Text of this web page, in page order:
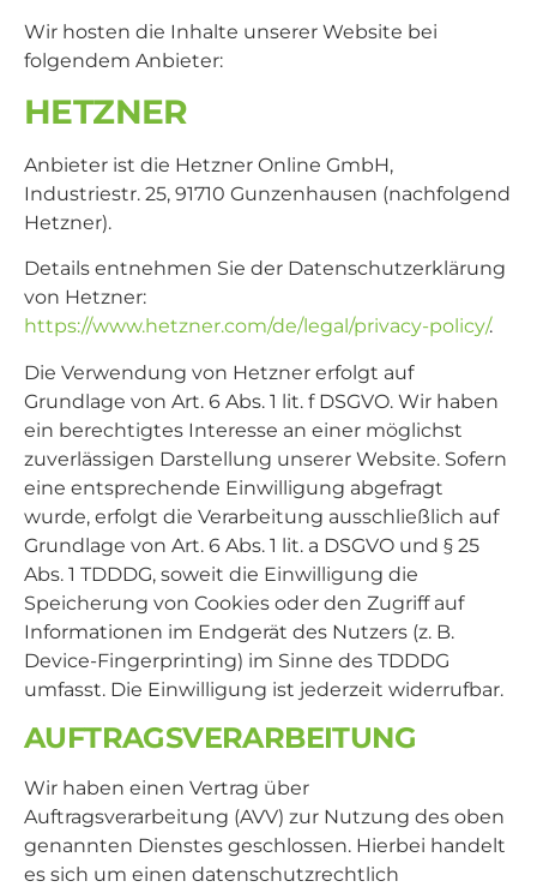
Wir hosten die Inhalte unserer Website bei
folgendem Anbieter:
HETZNER
Anbieter ist die Hetzner Online GmbH,
Industriestr. 25, 91710 Gunzenhausen (nachfolgend
Hetzner).
Details entnehmen Sie der Datenschutzerklärung
von Hetzner:
https://www.hetzner.com/de/legal/privacy-policy/.
Die Verwendung von Hetzner erfolgt auf
Grundlage von Art. 6 Abs. 1 lit. f DSGVO. Wir haben
ein berechtigtes Interesse an einer möglichst
zuverlässigen Darstellung unserer Website. Sofern
eine entsprechende Einwilligung abgefragt
wurde, erfolgt die Verarbeitung ausschließlich auf
Grundlage von Art. 6 Abs. 1 lit. a DSGVO und § 25
Abs. 1 TDDDG, soweit die Einwilligung die
Speicherung von Cookies oder den Zugriff auf
Informationen im Endgerät des Nutzers (z. B.
Device-Fingerprinting) im Sinne des TDDDG
umfasst. Die Einwilligung ist jederzeit widerrufbar.
AUFTRAGSVERARBEITUNG
Wir haben einen Vertrag über
Auftragsverarbeitung (AVV) zur Nutzung des oben
genannten Dienstes geschlossen. Hierbei handelt
es sich um einen datenschutzrechtlich